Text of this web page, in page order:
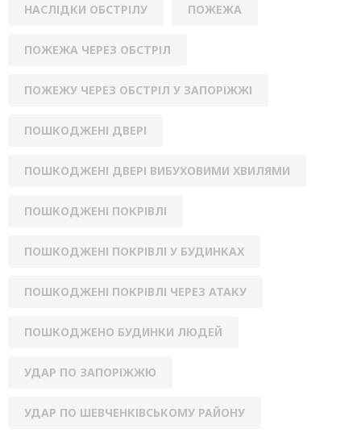
НАСЛІДКИ ОБСТРІЛУ ПОЖЕЖА
ПОЖЕЖА ЧЕРЕЗ ОБСТРІЛ
ПОЖЕЖУ ЧЕРЕЗ ОБСТРІЛ У ЗАПОРІЖЖІ
ПОШКОДЖЕНІ ДВЕРІ
ПОШКОДЖЕНІ ДВЕРІ ВИБУХОВИМИ ХВИЛЯМИ
ПОШКОДЖЕНІ ПОКРІВЛІ
ПОШКОДЖЕНІ ПОКРІВЛІ У БУДИНКАХ
ПОШКОДЖЕНІ ПОКРІВЛІ ЧЕРЕЗ АТАКУ
ПОШКОДЖЕНО БУДИНКИ ЛЮДЕЙ
УДАР ПО ЗАПОРІЖЖЮ
УДАР ПО ШЕВЧЕНКІВСЬКОМУ РАЙОНУ